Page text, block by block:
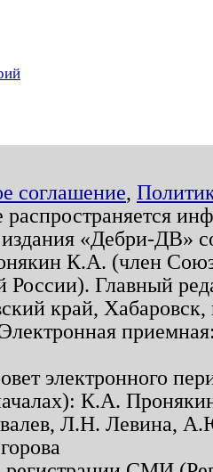
соглашение,
издания «Дебри-ДВ»
К.А. (член
России). Главный
край,
электронного
К.А.
Л.Н. Левина,